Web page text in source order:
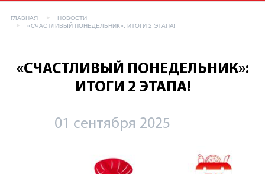
ГЛАВНАЯ
НОВОСТИ
«СЧАСТЛИВЫЙ ПОНЕДЕЛЬНИК»: ИТОГИ 2 ЭТАПА!
«СЧАСТЛИВЫЙ ПОНЕДЕЛЬНИК»:
ИТОГИ 2 ЭТАПА!
01 сентября 2025